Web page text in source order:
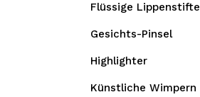
Flüssige Lippenstifte
Gesichts-Pinsel
Highlighter
Künstliche Wimpern